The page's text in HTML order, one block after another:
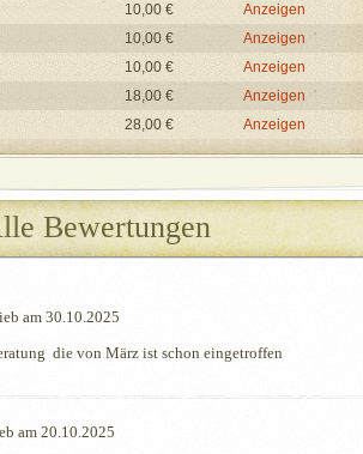
10,00 €
Anzeigen
10,00 €
Anzeigen
10,00 €
Anzeigen
18,00 €
Anzeigen
28,00 € Anzeigen
Bewertungen
am 30.10.2025
die von März ist schon eingetroffen
am 20.10.2025